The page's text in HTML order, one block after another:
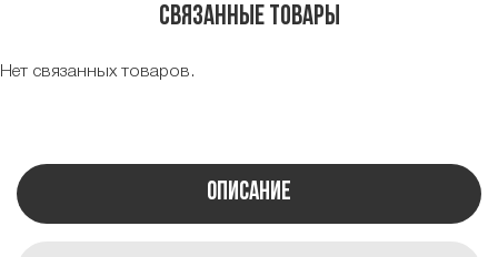
Связанные товары
Нет связанных товаров.
Описание